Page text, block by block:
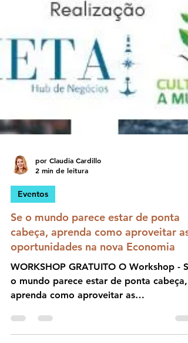
por Claudia Cardillo
Eventos
Se o mundo parece estar de ponta
cabeça, aprenda como aproveitar as
oportunidades na nova Economia
WORKSHOP GRATUITO O Workshop - Se
o mundo parece estar de ponta cabeça,
aprenda como aproveitar as